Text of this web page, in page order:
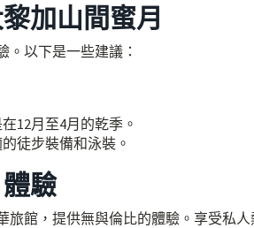
加山間蜜月
以下是一些建議：
12月至4月的乾季。
徒步裝備和泳裝。
驗
館，提供無與倫比的體驗。享受私